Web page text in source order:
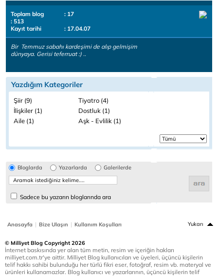
Toplam blog
: 17
: 513
Kayıt tarihi
: 17.04.07
Bir Temmuz sabahı kardeşimi de alıp gelmişim
dünyaya. Gerisi teferruat :) ..
Yazdığım Kategoriler
Şiir (9)
Tiyatro (4)
İlişkiler (1)
Dostluk (1)
Aile (1)
Aşk - Evlilik (1)
Bloglarda Yazarlarda Galerilerde
Sadece bu yazarın bloglarında ara
Anasayfa | Bize Ulaşın | Kullanım Koşulları Yukarı
© Milliyet Blog Copyright 2026
İnternet baskısında yer alan tüm metin, resim ve içeriğin hakları
milliyet.com.tr'ye aittir. Milliyet Blog kullanıcıları ve üyeleri, üçüncü kişilerin
telif hakkı sahibi bulunduğu her türlü fikri eser, fotoğraf, resim vb. materyal ve
ürünleri kullanamazlar. Blog kullanıcı ve yazarlarının, üçüncü kişilerin telif